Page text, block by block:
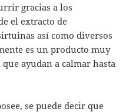
gracias a los
el extracto de
así como diversos
es un producto muy
ayudan a calmar hasta
se puede decir que